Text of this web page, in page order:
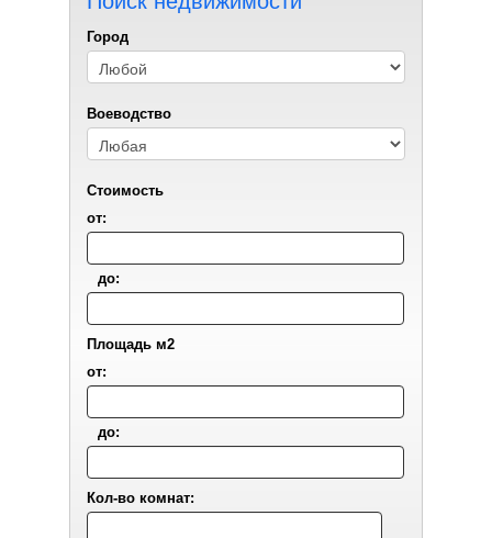
Город
Воеводствo
Стоимость
от:
до:
Площадь м2
от:
до:
Кол-во комнат: